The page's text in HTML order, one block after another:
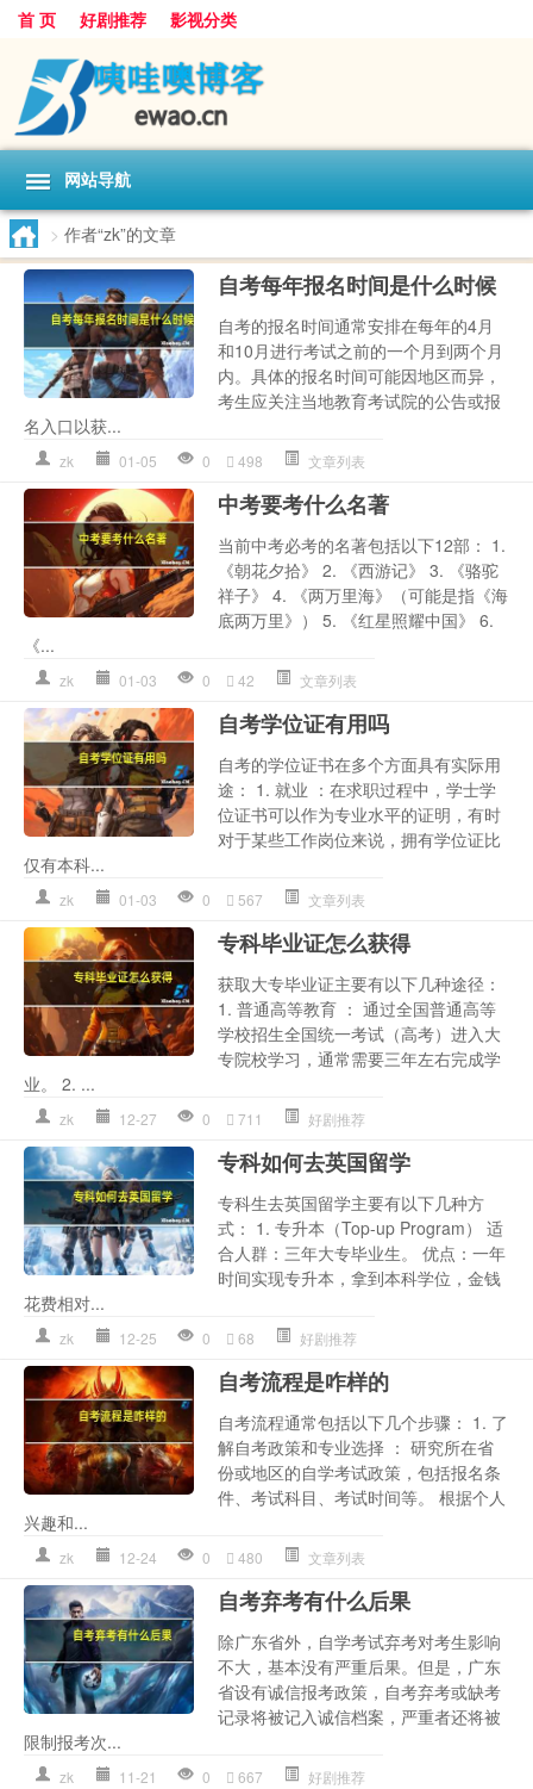
首 页 好剧推荐 影视分类
网站导航
> 作者“zk”的文章
自考每年报名时间是什么时候
自考的报名时间通常安排在每年的4月
和10月进行考试之前的一个月到两个月
内。具体的报名时间可能因地区而异，
考生应关注当地教育考试院的公告或报
名入口以获...
zk 01-05 0 498 文章列表
中考要考什么名著
当前中考必考的名著包括以下12部： 1.
《朝花夕拾》 2. 《西游记》 3. 《骆驼
祥子》 4. 《两万里海》（可能是指《海
底两万里》） 5. 《红星照耀中国》 6.
《...
zk 01-03 0 42 文章列表
自考学位证有用吗
自考的学位证书在多个方面具有实际用
途： 1. 就业 ：在求职过程中，学士学
位证书可以作为专业水平的证明，有时
对于某些工作岗位来说，拥有学位证比
仅有本科...
zk 01-03 0 567 文章列表
专科毕业证怎么获得
获取大专毕业证主要有以下几种途径：
1. 普通高等教育 ： 通过全国普通高等
学校招生全国统一考试（高考）进入大
专院校学习，通常需要三年左右完成学
业。 2. ...
zk 12-27 0 711 好剧推荐
专科如何去英国留学
专科生去英国留学主要有以下几种方
式： 1. 专升本（Top-up Program） 适
合人群：三年大专毕业生。 优点：一年
时间实现专升本，拿到本科学位，金钱
花费相对...
zk 12-25 0 68 好剧推荐
自考流程是咋样的
自考流程通常包括以下几个步骤： 1. 了
解自考政策和专业选择 ： 研究所在省
份或地区的自学考试政策，包括报名条
件、考试科目、考试时间等。 根据个人
兴趣和...
zk 12-24 0 480 文章列表
自考弃考有什么后果
除广东省外，自学考试弃考对考生影响
不大，基本没有严重后果。但是，广东
省设有诚信报考政策，自考弃考或缺考
记录将被记入诚信档案，严重者还将被
限制报考次...
zk 11-21 0 667 好剧推荐